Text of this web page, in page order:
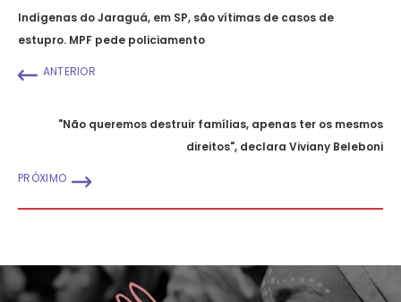
Indígenas do Jaraguá, em SP, são vítimas de casos de
estupro. MPF pede policiamento
ANTERIOR
"Não queremos destruir famílias, apenas ter os mesmos
direitos", declara Viviany Beleboni
PRÓXIMO